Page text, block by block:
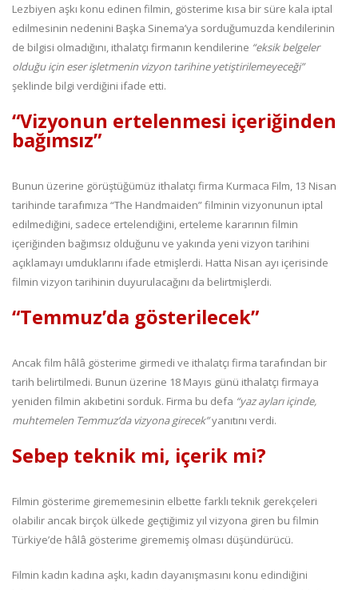
Lezbiyen aşkı konu edinen filmin, gösterime kısa bir süre kala iptal
edilmesinin nedenini Başka Sinema’ya sorduğumuzda kendilerinin
de bilgisi olmadığını, ithalatçı firmanın kendilerine “eksik belgeler
olduğu için eser işletmenin vizyon tarihine yetiştirilemeyeceği”
şeklinde bilgi verdiğini ifade etti.
“Vizyonun ertelenmesi içeriğinden
bağımsız”
Bunun üzerine görüştüğümüz ithalatçı firma Kurmaca Film, 13 Nisan
tarihinde tarafımıza “The Handmaiden” filminin vizyonunun iptal
edilmediğini, sadece ertelendiğini, erteleme kararının filmin
içeriğinden bağımsız olduğunu ve yakında yeni vizyon tarihini
açıklamayı umduklarını ifade etmişlerdi. Hatta Nisan ayı içerisinde
filmin vizyon tarihinin duyurulacağını da belirtmişlerdi.
“Temmuz’da gösterilecek”
Ancak film hâlâ gösterime girmedi ve ithalatçı firma tarafından bir
tarih belirtilmedi. Bunun üzerine 18 Mayıs günü ithalatçı firmaya
yeniden filmin akıbetini sorduk. Firma bu defa “yaz ayları içinde,
muhtemelen Temmuz’da vizyona girecek”yanıtını verdi.
Sebep teknik mi, içerik mi?
Filmin gösterime girememesinin elbette farklı teknik gerekçeleri
olabilir ancak birçok ülkede geçtiğimiz yıl vizyona giren bu filmin
Türkiye’de hâlâ gösterime girememiş olması düşündürücü.
Filmin kadın kadına aşkı, kadın dayanışmasını konu edindiğini